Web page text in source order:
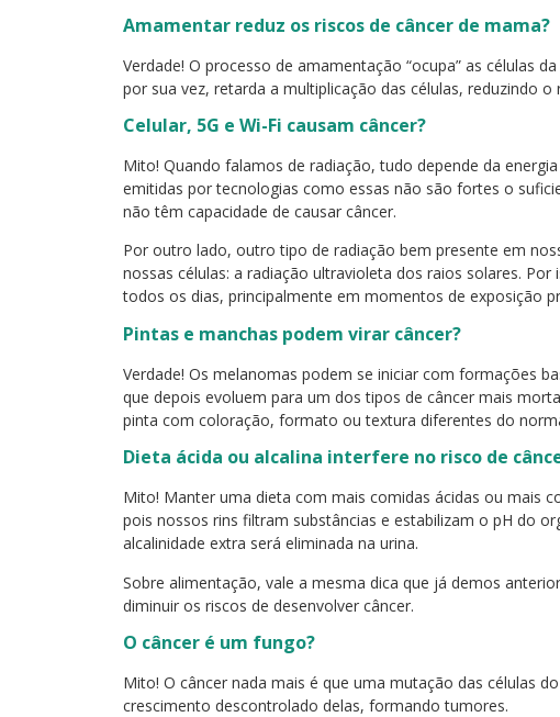
Amamentar reduz os riscos de câncer de mama?
Verdade! O processo de amamentação “ocupa” as células
por sua vez, retarda a multiplicação das células, reduzindo o
Celular, 5G e Wi-Fi causam câncer?
Mito! Quando falamos de radiação, tudo depende da
emitidas por tecnologias como essas não são fortes o
não têm capacidade de causar câncer.
Por outro lado, outro tipo de radiação bem presente em
nossas células: a radiação ultravioleta dos raios solares.
todos os dias, principalmente em momentos de exposição
Pintas e manchas podem virar câncer?
Verdade! Os melanomas podem se iniciar com formações
que depois evoluem para um dos tipos de câncer mais
pinta com coloração, formato ou textura diferentes do
Dieta ácida ou alcalina interfere no risco de
Mito! Manter uma dieta com mais comidas ácidas ou mais
pois nossos rins filtram substâncias e estabilizam o pH do
alcalinidade extra será eliminada na urina.
Sobre alimentação, vale a mesma dica que já demos
diminuir os riscos de desenvolver câncer.
O câncer é um fungo?
Mito! O câncer nada mais é que uma mutação das células
crescimento descontrolado delas, formando tumores.